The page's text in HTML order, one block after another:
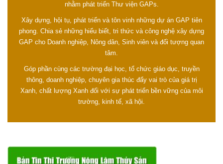
nhằm phát triển Thư viện GAPs.
Xây dựng, hội tụ, phát triển và tôn vinh những dự án GAP tiên
phong. Chia sẻ những hiểu biết, tri thức và công nghệ xây dựng
GAP cho Doanh nghiệp, Nông dân, Sinh viên và đối tượng quan
tâm.
Góp phần cùng các trường đại học, tổ chức giáo dục, truyền
thông, doanh nghiệp, chuyên gia thúc đẩy vai trò của giá trị
Xanh, chất lượng Xanh đối với sự phát triển bền vững của môi
trường, kinh tế, xã hội.